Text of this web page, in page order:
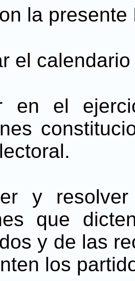
la presente
el
en el
y
que
y de las
los